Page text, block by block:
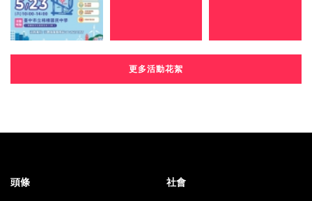
更多活動花絮
頭條 社會